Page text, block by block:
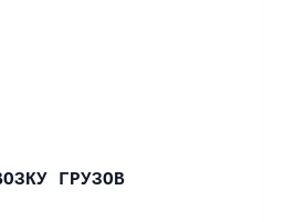
ГРУЗОВ